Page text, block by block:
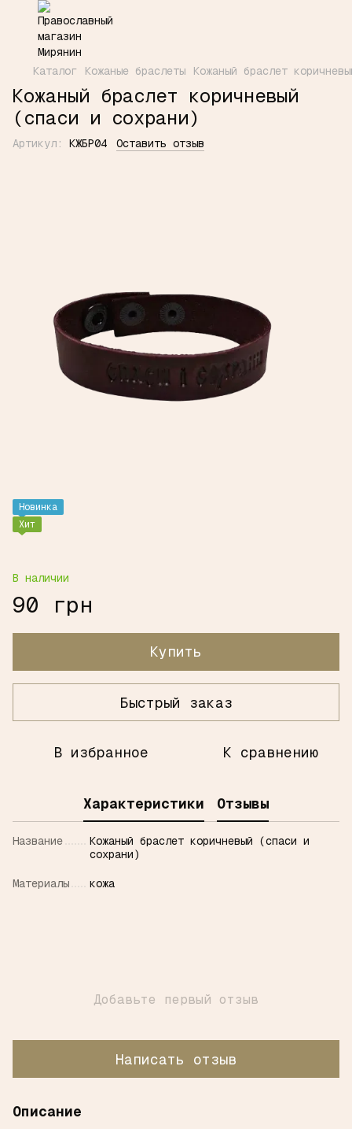
Каталог Кожаные браслеты Кожаный браслет
Кожаный браслет коричневый
(спаси и сохрани)
Артикул: КЖБР04 Оставить отзыв
Новинка
Хит
В наличии
90 грн
Купить
Быстрый заказ
В избранное К сравнению
Характеристики Отзывы
Название
Кожаный браслет коричневый (спаси и
сохрани)
Материалы кожа
Добавьте первый отзыв
Написать отзыв
Описание